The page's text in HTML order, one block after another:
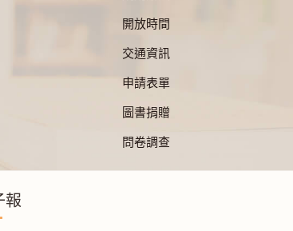
開放時間
交通資訊
申請表單
圖書捐贈
問卷調查
報